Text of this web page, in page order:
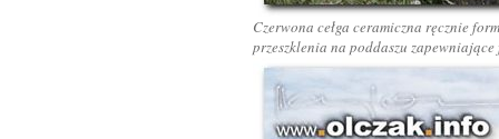
Czerwona cełga ceramiczna ręcznie
przeszklenia na poddaszu